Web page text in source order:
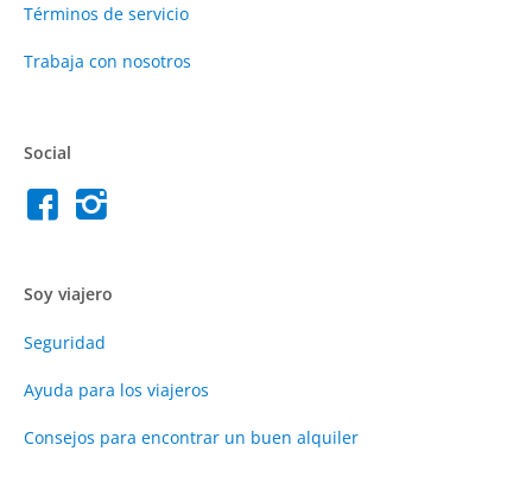
Términos de servicio
Trabaja con nosotros
Social
Soy viajero
Seguridad
Ayuda para los viajeros
Consejos para encontrar un buen alquiler